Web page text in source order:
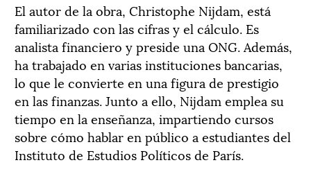
El autor de la obra, Christophe Nijdam, está
familiarizado con las cifras y el cálculo. Es
analista financiero y preside una ONG. Además,
ha trabajado en varias instituciones bancarias,
lo que le convierte en una figura de prestigio
en las finanzas. Junto a ello, Nijdam emplea su
tiempo en la enseñanza, impartiendo cursos
sobre cómo hablar en público a estudiantes del
Instituto de Estudios Políticos de París.